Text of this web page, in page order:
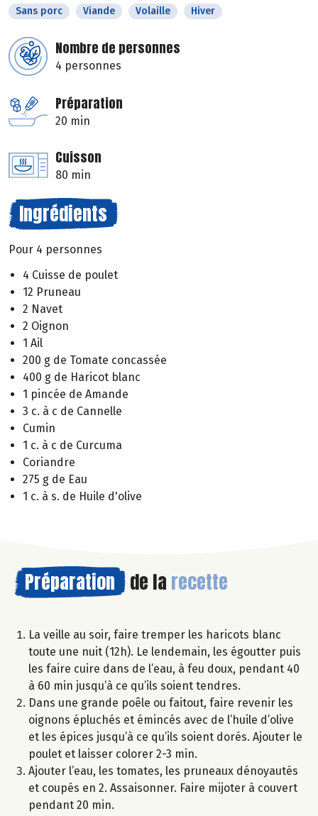
Sans porc
Viande Volaille Hiver
Nombre de personnes
4 personnes
Préparation
20 min
Cuisson
80 min
Ingrédients
Pour 4 personnes
4 Cuisse de poulet
12 Pruneau
2 Navet
2 Oignon
1 Ail
200 g de Tomate concassée
400 g de Haricot blanc
1 pincée de Amande
3 c. à c de Cannelle
Cumin
1 c. à c de Curcuma
Coriandre
275 g de Eau
1 c. à s. de Huile d'olive
Préparation de la recette
La veille au soir, faire tremper les haricots blanc
toute une nuit (12h). Le lendemain, les égoutter puis
les faire cuire dans de l’eau, à feu doux, pendant 40
à 60 min jusqu’à ce qu’ils soient tendres.
Dans une grande poêle ou faitout, faire revenir les
oignons épluchés et émincés avec de l’huile d’olive
et les épices jusqu’à ce qu’ils soient dorés. Ajouter le
poulet et laisser colorer 2-3 min.
Ajouter l’eau, les tomates, les pruneaux dénoyautés
et coupés en 2. Assaisonner. Faire mijoter à couvert
pendant 20 min.